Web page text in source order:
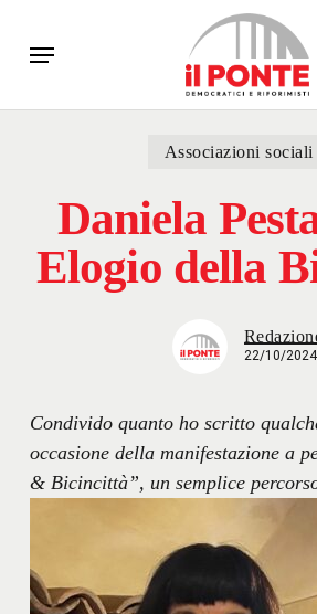
main
Menu
Associazioni sociali
Daniela
Elogio della
22/10/2024
Condivido quanto ho scritto
occasione della manifestazione a
& Bicincittà”, un semplice